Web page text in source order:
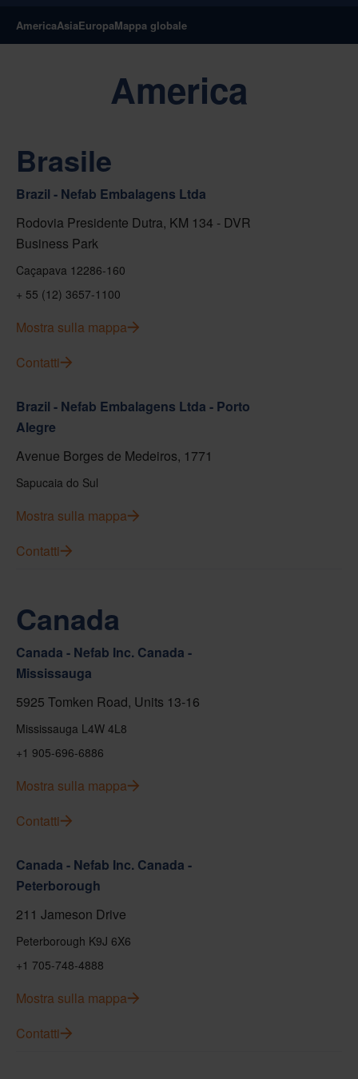
AmericaAsiaEuropaMappa globale
America
Brasile
Brazil - Nefab Embalagens Ltda
Rodovia Presidente Dutra, KM 134 - DVR
Business Park
Caçapava 12286-160
+ 55 (12) 3657-1100
Mostra sulla mappa
Contatti
Brazil - Nefab Embalagens Ltda - Porto
Alegre
Avenue Borges de Medeiros, 1771
Sapucaia do Sul
Mostra sulla mappa
Contatti
Canada
Canada - Nefab Inc. Canada -
Mississauga
5925 Tomken Road, Units 13-16
Mississauga L4W 4L8
+1 905-696-6886
Mostra sulla mappa
Contatti
Canada - Nefab Inc. Canada -
Peterborough
211 Jameson Drive
Peterborough K9J 6X6
+1 705-748-4888
Mostra sulla mappa
Contatti